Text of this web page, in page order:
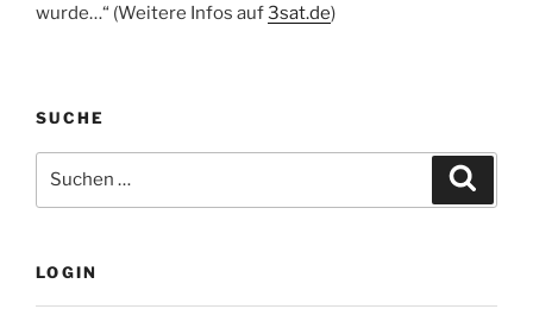
wurde…“ (Weitere Infos auf3sat.de)
SUCHE
nach:
LOGIN